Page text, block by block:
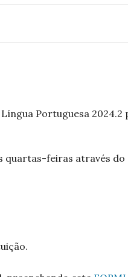
Portuguesa 2024.2
feiras através do